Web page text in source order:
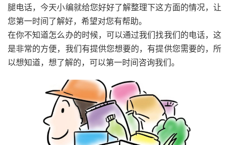
腿电话，今天小编就给您好好了解整理下这方面的情况，让
您第一时间了解好，希望对您有帮助。
在你不知道怎么办的时候，可以通过我们找我们的电话，这
是非常的方便，我们有提供您想要的，有提供您需要的，所
以想知道，想了解的，可以第一时间咨询我们。